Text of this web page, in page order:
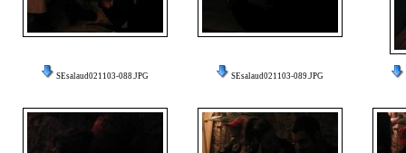
SEsalaud021103-088.JPG SEsalaud021103-089.JPG